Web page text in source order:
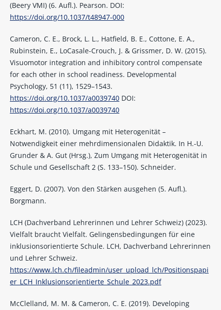
(Beery VMI) (6. Aufl.). Pearson. DOI:
https://doi.org/10.1037/t48947-000
Cameron, C. E., Brock, L. L., Hatfield, B. E., Cottone, E. A.,
Rubinstein, E., LoCasale-Crouch, J. & Grissmer, D. W. (2015).
Visuomotor integration and inhibitory control compensate
for each other in school readiness. Developmental
Psychology, 51 (11), 1529–1543.
https://doi.org/10.1037/a0039740DOI:
https://doi.org/10.1037/a0039740
Eckhart, M. (2010). Umgang mit Heterogenität –
Notwendigkeit einer mehrdimensionalen Didaktik. In H.-U.
Grunder & A. Gut (Hrsg.), Zum Umgang mit Heterogenität in
Schule und Gesellschaft 2 (S. 133–150). Schneider.
Eggert, D. (2007). Von den Stärken ausgehen (5. Aufl.).
Borgmann.
LCH (Dachverband Lehrerinnen und Lehrer Schweiz) (2023).
Vielfalt braucht Vielfalt. Gelingensbedingungen für eine
inklusionsorientierte Schule. LCH, Dachverband Lehrerinnen
und Lehrer Schweiz.
https://www.lch.ch/fileadmin/user_upload_lch/Positionspapi
er_LCH_Inklusionsorientierte_Schule_2023.pdf
McClelland, M. M. & Cameron, C. E. (2019). Developing